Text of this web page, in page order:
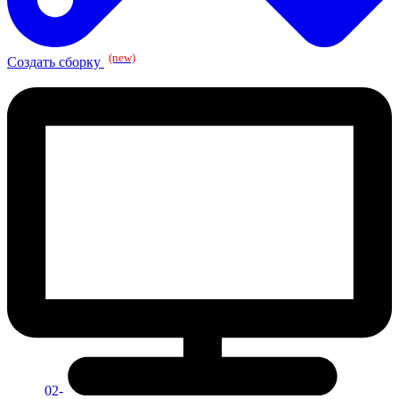
Создать сборку (new)
02-